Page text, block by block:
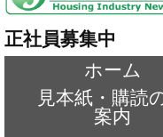
正社員募集中
ホーム
見本紙・購読
案内